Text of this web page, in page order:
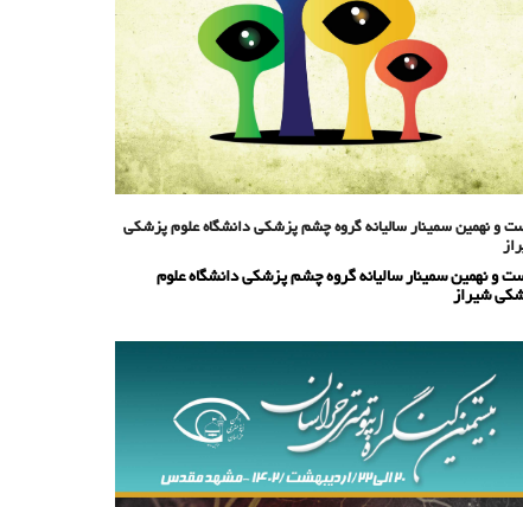
و نهمین سمینار سالیانه گروه چشم پزشکی دانشگاه علوم پزشکی
و نهمین سمینار سالیانه گروه چشم پزشکی دانشگاه علوم
شیراز